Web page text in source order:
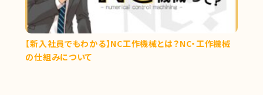
【新入社員でもわかる】NC工作機械とは？NC・工作機械
の仕組みについて